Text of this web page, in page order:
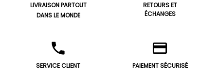
LIVRAISON PARTOUT
DANS LE MONDE
RETOURS ET
ÉCHANGES
phone
SERVICE CLIENT
credit_card
PAIEMENT SÉCURISÉ